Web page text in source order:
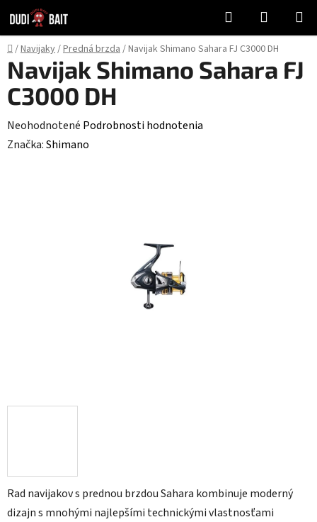
na
obsah
Hľadať
KOŠÍK
Domov
/Navijaky/Predná brzda/Navijak Shimano Sahara FJ C3000 DH
Rad navijakov s prednou brzdou Sahara kombinuje moderný
dizajn s mnohými najlepšími technickými vlastnosťami
Navijak Shimano Sahara FJ
C3000 DH
Priemerné
hodnotenie
Neohodnotené Podrobnosti hodnotenia
Značka:Shimano